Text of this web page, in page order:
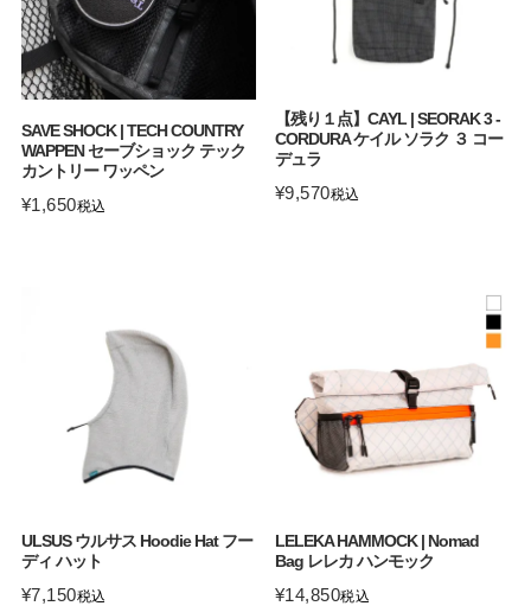
SAVE SHOCK | TECH COUNTRY
WAPPEN セーブショック テック
カントリー ワッペン
¥1,650税込
【残り１点】CAYL | SEORAK 3 -
CORDURA ケイル ソラク ３ コー
デュラ
¥9,570税込
ULSUS ウルサス Hoodie Hat フー
ディ ハット
¥7,150税込
LELEKA HAMMOCK | Nomad
Bag レレカ ハンモック
¥14,850税込